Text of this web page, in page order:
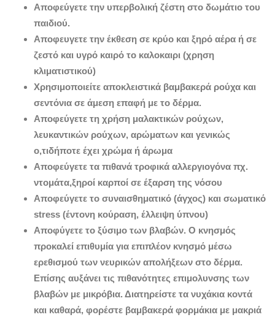
Αποφεύγετε την υπερβολική ζέστη στο δωμάτιο του
παιδιού.
Αποφευγετε την έκθεση σε κρύο και ξηρό αέρα ή σε
ζεστό και υγρό καιρό το καλοκαιρι (χρηση
κλιματιστικού)
Χρησιμοποιείτε αποκλειστικά βαμβακερά ρούχα και
σεντόνια σε άμεση επαφή με το δέρμα.
Αποφεύγετε τη χρήση μαλακτικών ρούχων,
λευκαντικών ρούχων, αρώματων και γενικώς
ο,τιδήποτε έχει χρώμα ή άρωμα
Αποφεύγετε τα πιθανά τροφικά αλλεργιογόνα πχ.
ντομάτα,ξηροί καρποί σε έξαρση της νόσου
Αποφεύγετε το συναισθηματικό (άγχος) και σωματικό
stress (έντονη κούραση, έλλειψη ύπνου)
Αποφύγετε το ξύσιμο των βλαβών. Ο κνησμός
προκαλεί επιθυμία για επιπλέον κνησμό μέσω
ερεθισμού των νευρικών απολήξεων στο δέρμα.
Επίσης αυξάνει τις πιθανότητες επιμολυνσης των
βλαβών με μικρόβια. Διατηρείστε τα νυχάκια κοντά
και καθαρά, φορέστε βαμβακερά φορμάκια με μακριά